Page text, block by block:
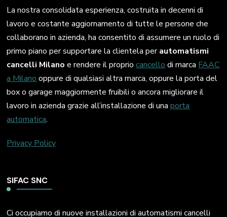
La nostra consolidata esperienza, costruita in decenni di
lavoro e costante aggiornamento di tutte le persone che
collaborano in azienda, ha consentito di assumere un ruolo di
primo piano per supportare la clientela perautomatismi
cancelli Milano e rendere il propriocancello di marca FAAC
a Milano oppure di qualsiasi altra marca, oppure la porta del
box o garage maggiormente fruibili o ancora migliorare il
lavoro in azienda grazie all’installazione di unaporta
automatica.
Privacy Policy
SIFAC SNC
Ci occupiamo di nuove installazioni di automatismi cancelli